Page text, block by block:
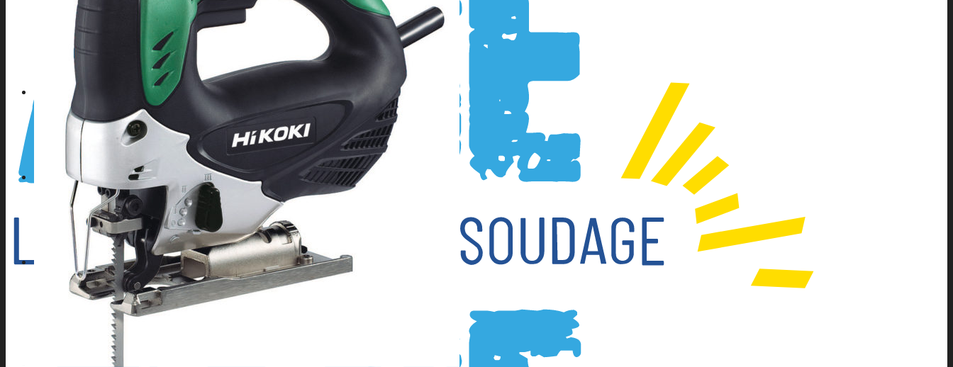
Protection de la main
Vêtements de travail
A PROPOS D’AFSE
CONTACT
04 42 82 44 70